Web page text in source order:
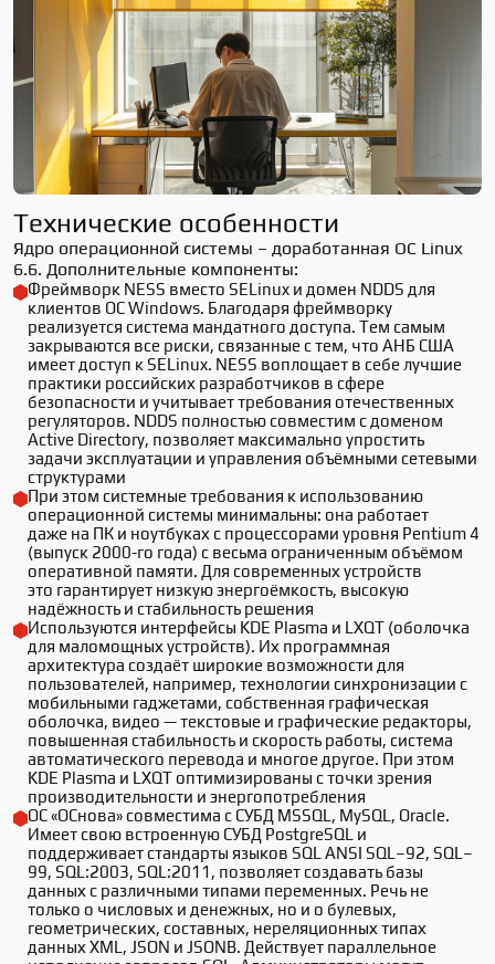
Технические особенности
Ядро операционной системы – доработанная ОС Linux
6.6. Дополнительные компоненты:
Фреймворк NESS вместо SELinux и домен NDDS для
клиентов ОС Windows. Благодаря фреймворку
реализуется система мандатного доступа. Тем самым
закрываются все риски, связанные с тем, что АНБ США
имеет доступ к SELinux. NESS воплощает в себе лучшие
практики российских разработчиков в сфере
безопасности и учитывает требования отечественных
регуляторов. NDDS полностью совместим с доменом
Active Directory, позволяет максимально упростить
задачи эксплуатации и управления объёмными сетевыми
структурами
При этом системные требования к использованию
операционной системы минимальны: она работает
даже на ПК и ноутбуках с процессорами уровня Pentium 4
(выпуск 2000-го года) с весьма ограниченным объёмом
оперативной памяти. Для современных устройств
это гарантирует низкую энергоёмкость, высокую
надёжность и стабильность решения
Используются интерфейсы KDE Plasma и LXQT (оболочка
для маломощных устройств). Их программная
архитектура создаёт широкие возможности для
пользователей, например, технологии синхронизации с
мобильными гаджетами, собственная графическая
оболочка, видео — текстовые и графические редакторы,
повышенная стабильность и скорость работы, система
автоматического перевода и многое другое. При этом
KDE Plasma и LXQT оптимизированы с точки зрения
производительности и энергопотребления
ОС «ОСнова» совместима с СУБД MSSQL, MySQL, Oracle.
Имеет свою встроенную СУБД PostgreSQL и
поддерживает стандарты языков SQL ANSI SQL–92, SQL–
99, SQL:2003, SQL:2011, позволяет создавать базы
данных с различными типами переменных. Речь не
только о числовых и денежных, но и о булевых,
геометрических, составных, нереляционных типах
данных XML, JSON и JSONB. Действует параллельное